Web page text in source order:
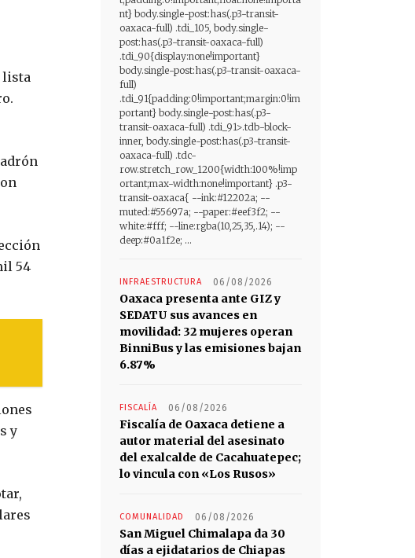
lista
54
y
nt} body.single-post:has(.p3-transit-
oaxaca-full) .tdi_105, body.single-
post:has(.p3-transit-oaxaca-full)
.tdi_90{display:none!important}
body.single-post:has(.p3-transit-oaxaca-
full)
.tdi_91{padding:0!important;margin:0!im
portant} body.single-post:has(.p3-
transit-oaxaca-full) .tdi_91>.tdb-block-
inner, body.single-post:has(.p3-transit-
oaxaca-full) .tdc-
row.stretch_row_1200{width:100%!imp
ortant;max-width:none!important} .p3-
transit-oaxaca{ --ink:#12202a; --
muted:#55697a; --paper:#eef3f2; --
white:#fff; --line:rgba(10,25,35,.14); --
deep:#0a1f2e; ...
INFRAESTRUCTURA 06/08/2026
Oaxaca presenta ante GIZ y
SEDATU sus avances en
movilidad: 32 mujeres operan
BinniBus y las emisiones bajan
6.87%
FISCALÍA 06/08/2026
Fiscalía de Oaxaca detiene a
autor material del asesinato
del exalcalde de Cacahuatepec;
lo vincula con «Los Rusos»
COMUNALIDAD 06/08/2026
San Miguel Chimalapa da 30
días a ejidatarios de Chiapas